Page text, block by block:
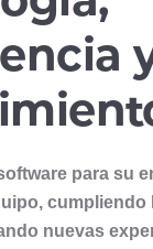
para su
cumpliendo
nuevas